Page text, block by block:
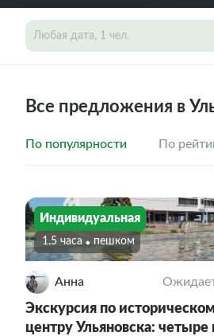
Любая дата, 1 чел.
Все предложения в
По популярности По
Индивидуальная
1.5 часа Пешком
Анна
Экскурсия по
центру Ульяновска: четыре